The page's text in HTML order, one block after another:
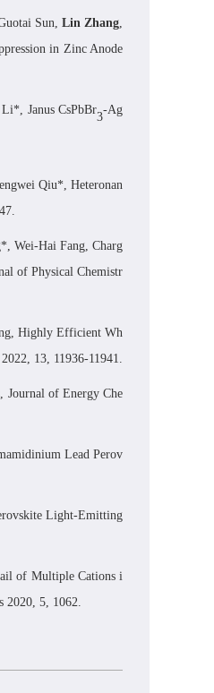
Sun,Lin Zhang,
in ZincAnode
Janus CsPbBr
3
-Ag
Qiu*, Heteronan
, Wei-Hai Fang, Charg
of Physical Chemistr
Highly Efficient Wh
2022, 13, 11936-11941.
Journal of Energy Che
Lead Perov
Light-Emitting
of Multiple Cations i
2020, 5, 1062.